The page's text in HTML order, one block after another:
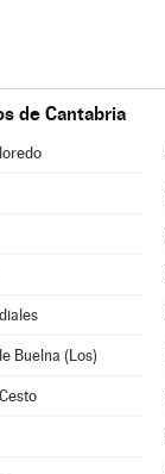
de Cantabria
Buelna (Los)